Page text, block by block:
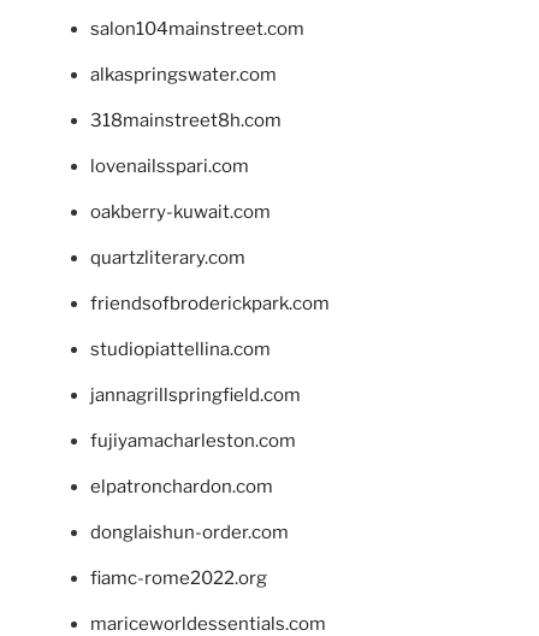
salon104mainstreet.com
alkaspringswater.com
318mainstreet8h.com
lovenailsspari.com
oakberry-kuwait.com
quartzliterary.com
friendsofbroderickpark.com
studiopiattellina.com
jannagrillspringfield.com
fujiyamacharleston.com
elpatronchardon.com
donglaishun-order.com
fiamc-rome2022.org
mariceworldessentials.com